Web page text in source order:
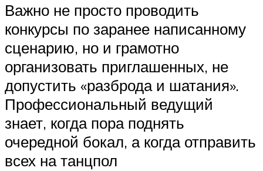
Важно не просто проводить
конкурсы по заранее написанному
сценарию, но и грамотно
организовать приглашенных, не
допустить «разброда и шатания».
Профессиональный ведущий
знает, когда пора поднять
очередной бокал, а когда отправить
всех на танцпол